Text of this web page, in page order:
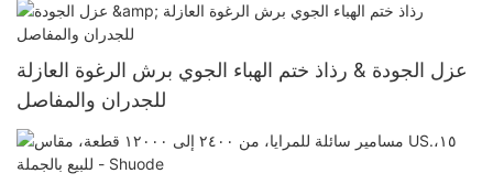
عزل الجودة & رذاذ ختم الهباء الجوي برش الرغوة العازلة
للجدران والمفاصل